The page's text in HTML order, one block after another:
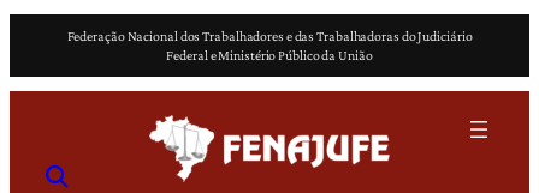
o
Federação Nacional dos Trabalhadores e das Trabalhadoras do Judiciário
Federal e Ministério Público da União